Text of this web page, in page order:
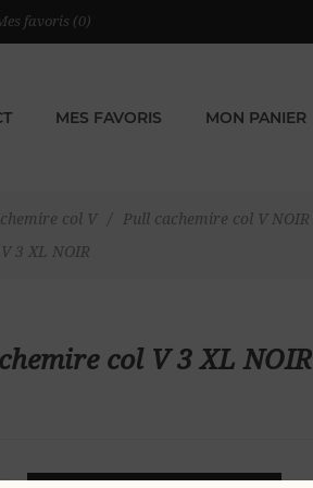
favoris (0)
MES FAVORIS MON PANIER
col V / Pull cachemire col V NOIR
3 XL NOIR
col V 3 XL NOIR